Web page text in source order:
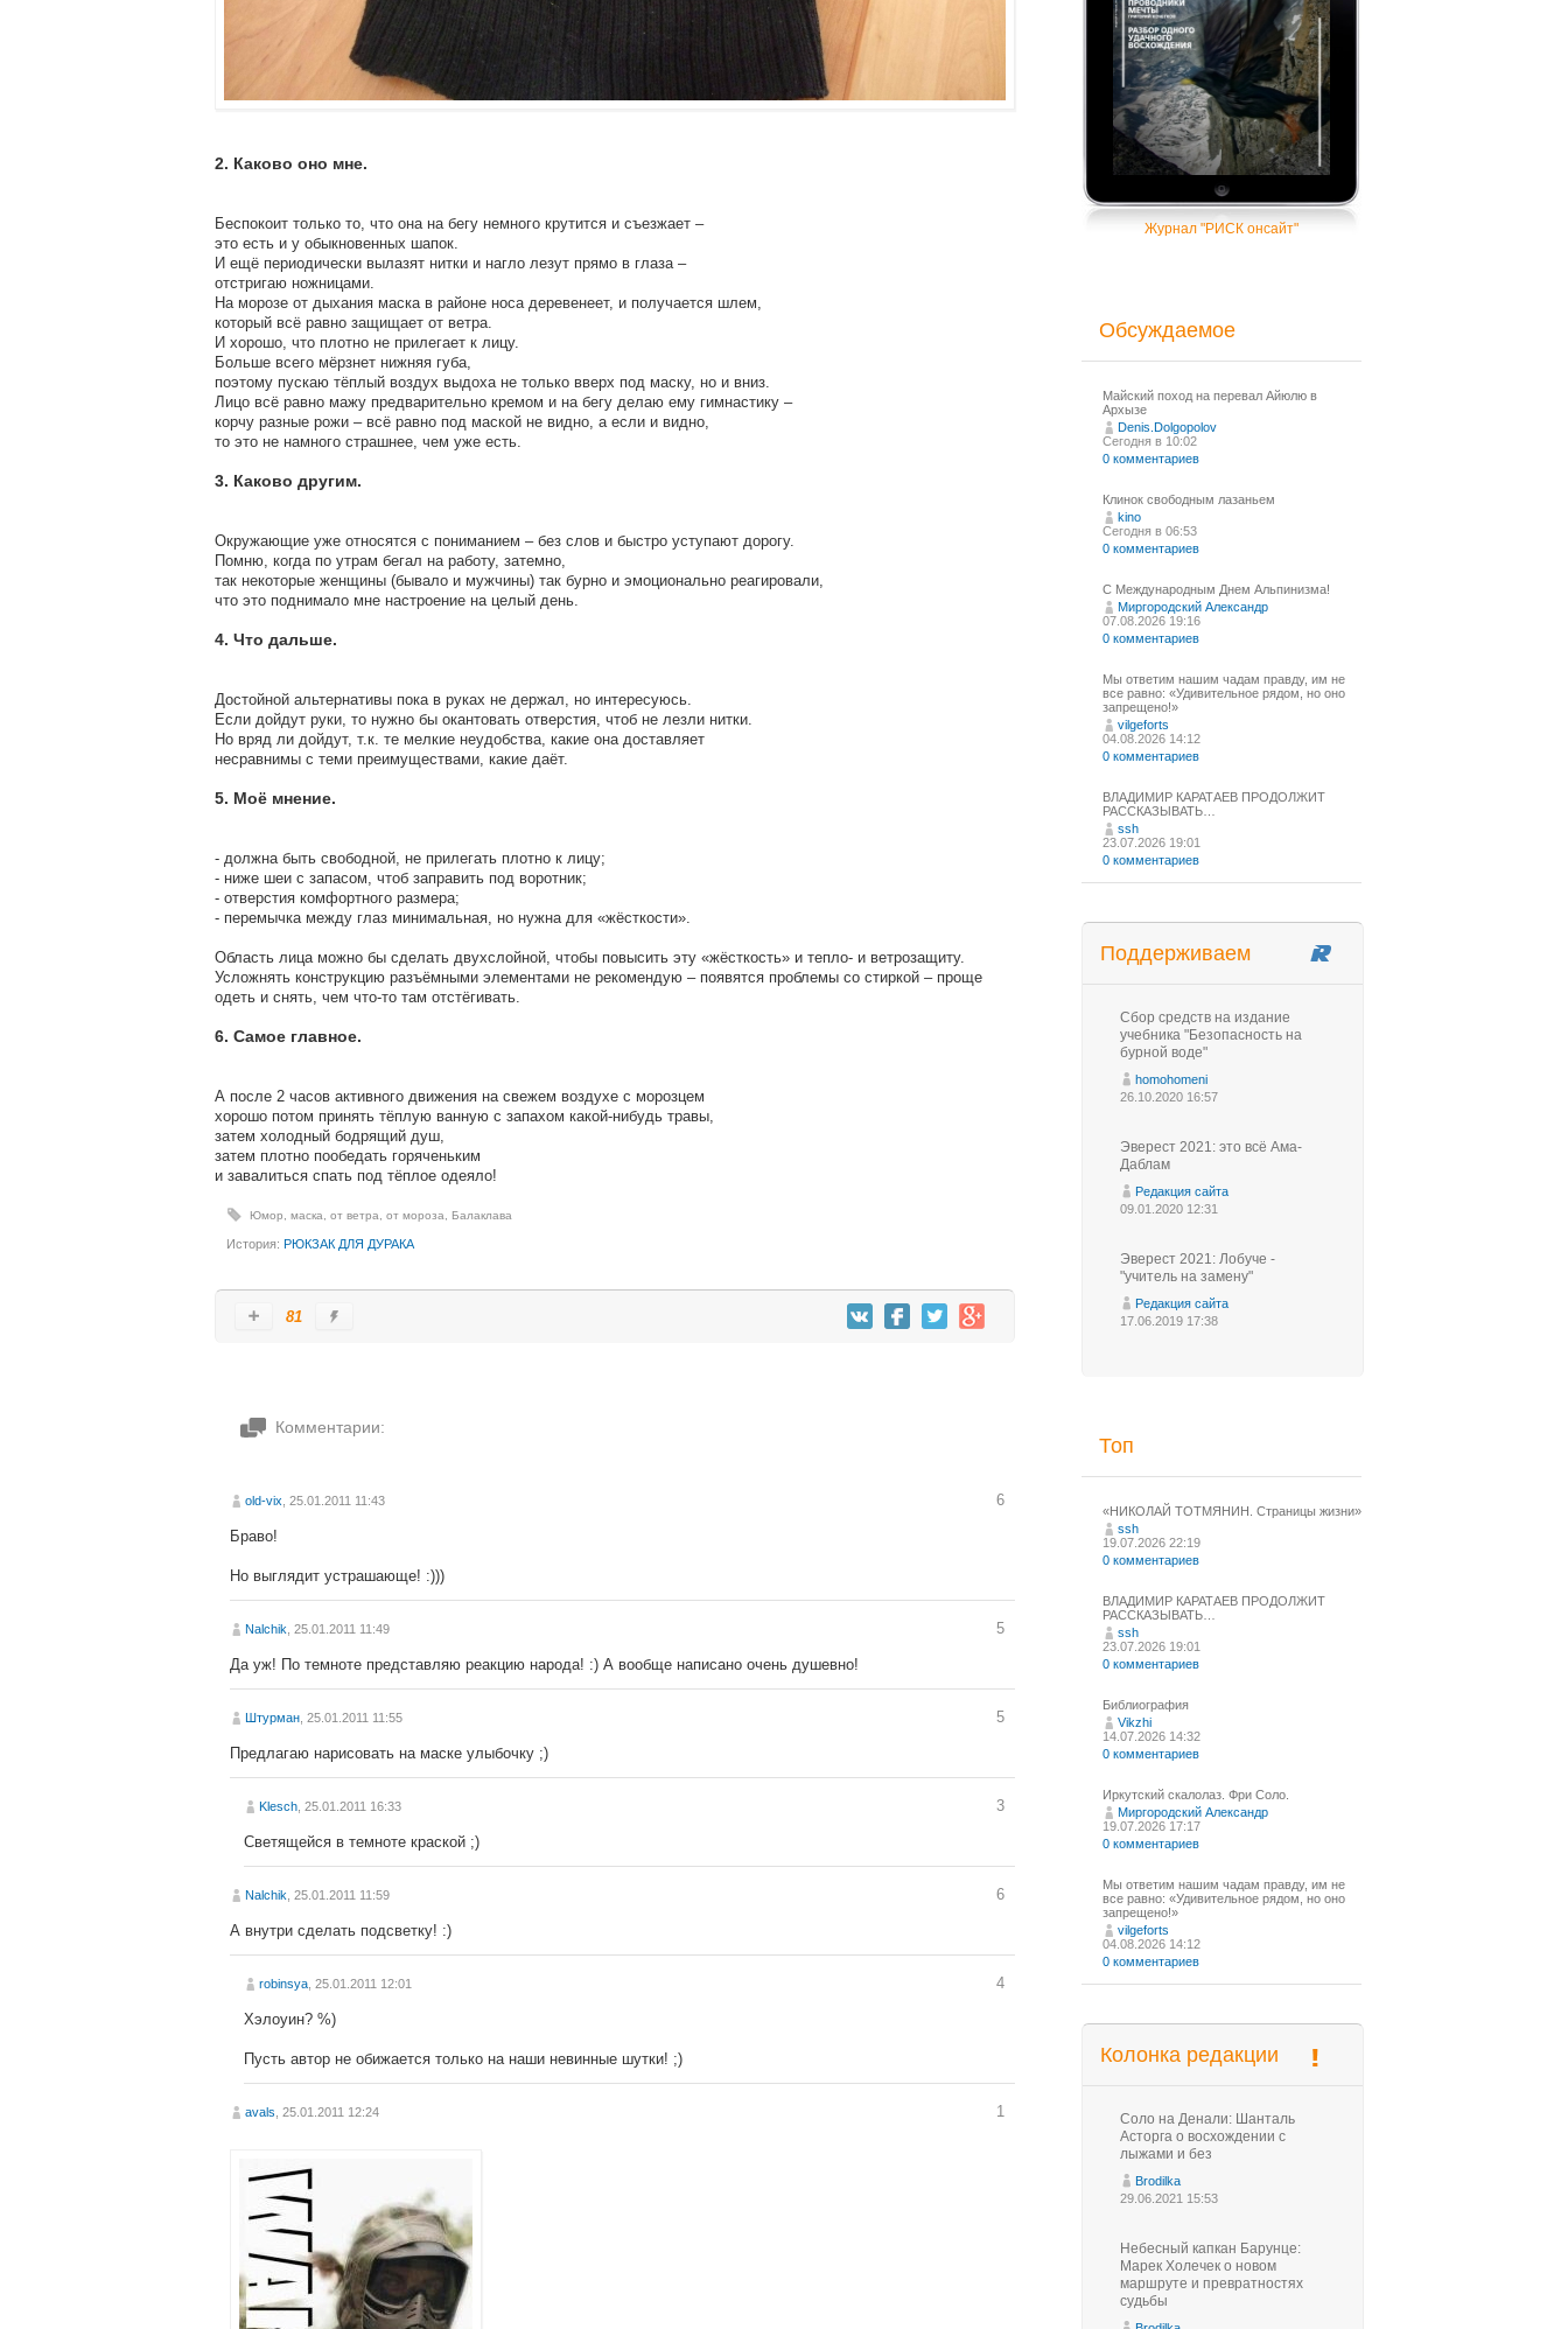
2. Каково оно мне.
Беспокоит только то, что она на бегу немного крутится и съезжает –
это есть и у обыкновенных шапок.
И ещё периодически вылазят нитки и нагло лезут прямо в глаза –
отстригаю ножницами.
На морозе от дыхания маска в районе носа деревенеет, и получается шлем,
который всё равно защищает от ветра.
И хорошо, что плотно не прилегает к лицу.
Больше всего мёрзнет нижняя губа,
поэтому пускаю тёплый воздух выдоха не только вверх под маску, но и вниз.
Лицо всё равно мажу предварительно кремом и на бегу делаю ему гимнастику –
корчу разные рожи – всё равно под маской не видно, а если и видно,
то это не намного страшнее, чем уже есть.
3. Каково другим.
Окружающие уже относятся с пониманием – без слов и быстро уступают дорогу.
Помню, когда по утрам бегал на работу, затемно,
так некоторые женщины (бывало и мужчины) так бурно и эмоционально реагировали,
что это поднимало мне настроение на целый день.
4. Что дальше.
Достойной альтернативы пока в руках не держал, но интересуюсь.
Если дойдут руки, то нужно бы окантовать отверстия, чтоб не лезли нитки.
Но вряд ли дойдут, т.к. те мелкие неудобства, какие она доставляет
несравнимы с теми преимуществами, какие даёт.
5. Моё мнение.
- должна быть свободной, не прилегать плотно к лицу;
- ниже шеи с запасом, чтоб заправить под воротник;
- отверстия комфортного размера;
- перемычка между глаз минимальная, но нужна для «жёсткости».
Область лица можно бы сделать двухслойной, чтобы повысить эту «жёсткость» и тепло- и ветрозащиту.
Усложнять конструкцию разъёмными элементами не рекомендую – появятся проблемы со стиркой – проще
одеть и снять, чем что-то там отстёгивать.
6. Самое главное.
А после 2 часов активного движения на свежем воздухе с морозцем
хорошо потом принять тёплую ванную с запахом какой-нибудь травы,
затем холодный бодрящий душ,
затем плотно пообедать горяченьким
и завалиться спать под тёплое одеяло!
Юмор маска от ветра от мороза Балаклава
История: РЮКЗАК ДЛЯ ДУРАКА
81
Комментарии:
old-vix , 25.01.2011 11:43 6
Браво!
Но выглядит устрашающе! :)))
Nalchik , 25.01.2011 11:49 5
Да уж! По темноте представляю реакцию народа! :) А вообще написано очень душевно!
Штурман , 25.01.2011 11:55 5
Предлагаю нарисовать на маске улыбочку ;)
Klesch , 25.01.2011 16:33 3
Светящейся в темноте краской ;)
Nalchik , 25.01.2011 11:59 6
А внутри сделать подсветку! :)
robinsya , 25.01.2011 12:01 4
Хэлоуин? %)
Пусть автор не обижается только на наши невинные шутки! ;)
avals , 25.01.2011 12:24 1
Журнал "РИСК онсайт"
Обсуждаемое
Майский поход на перевал Айюлю в
Архызе
Denis.Dolgopolov
Сегодня в 10:02
0 комментариев
Клинок свободным лазаньем
kino
Сегодня в 06:53
0 комментариев
С Международным Днем Альпинизма!⁠
Миргородский Александр
07.08.2026 19:16
0 комментариев
Мы ответим нашим чадам правду, им не
все равно: «Удивительное рядом, но оно
запрещено!»
vilgeforts
04.08.2026 14:12
0 комментариев
ВЛАДИМИР КАРАТАЕВ ПРОДОЛЖИТ
РАССКАЗЫВАТЬ…
ssh
23.07.2026 19:01
0 комментариев
Поддерживаем
Сбор средств на издание
учебника "Безопасность на
бурной воде"
homohomeni
26.10.2020 16:57
Эверест 2021: это всё Ама-
Даблам
Редакция сайта
09.01.2020 12:31
Эверест 2021: Лобуче -
"учитель на замену"
Редакция сайта
17.06.2019 17:38
Топ
«НИКОЛАЙ ТОТМЯНИН. Страницы жизни»
ssh
19.07.2026 22:19
0 комментариев
ВЛАДИМИР КАРАТАЕВ ПРОДОЛЖИТ
РАССКАЗЫВАТЬ…
ssh
23.07.2026 19:01
0 комментариев
Библиография
Vikzhi
14.07.2026 14:32
0 комментариев
Иркутский скалолаз. Фри Соло.
Миргородский Александр
19.07.2026 17:17
0 комментариев
Мы ответим нашим чадам правду, им не
все равно: «Удивительное рядом, но оно
запрещено!»
vilgeforts
04.08.2026 14:12
0 комментариев
Колонка редакции
Соло на Денали: Шанталь
Асторга о восхождении с
лыжами и без
Brodilka
29.06.2021 15:53
Небесный капкан Барунце:
Марек Холечек о новом
маршруте и превратностях
судьбы